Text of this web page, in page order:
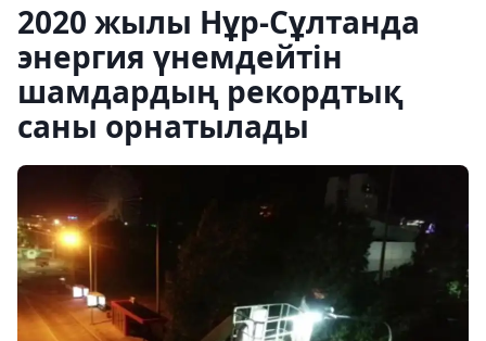
2020 жылы Нұр-Сұлтанда
энергия үнемдейтін
шамдардың рекордтық
саны орнатылады